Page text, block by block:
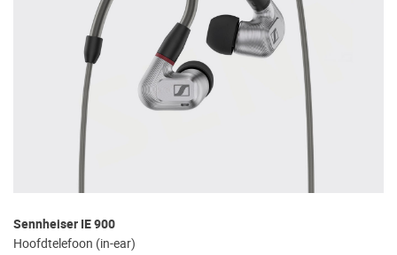
Sennheiser IE 900
Hoofdtelefoon (in-ear)